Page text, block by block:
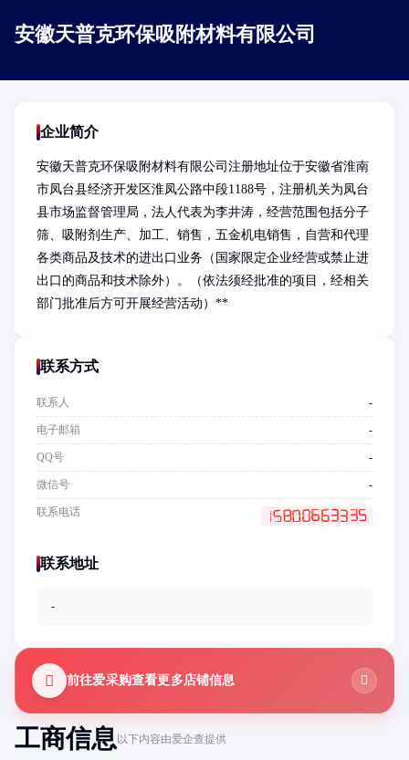
安徽天普克环保吸附材料有限公司
工商信息以下内容由爱企查提供
企业简介
安徽天普克环保吸附材料有限公司注册地址位于安徽省淮南
市凤台县经济开发区淮凤公路中段1188号，注册机关为凤台
县市场监督管理局，法人代表为李井涛，经营范围包括分子
筛、吸附剂生产、加工、销售，五金机电销售，自营和代理
各类商品及技术的进出口业务（国家限定企业经营或禁止进
出口的商品和技术除外）。（依法须经批准的项目，经相关
部门批准后方可开展经营活动）**
联系方式
联系人 -
电子邮箱 -
QQ号 -
微信号 -
联系电话
联系地址
-
前往爱采购查看更多店铺信息